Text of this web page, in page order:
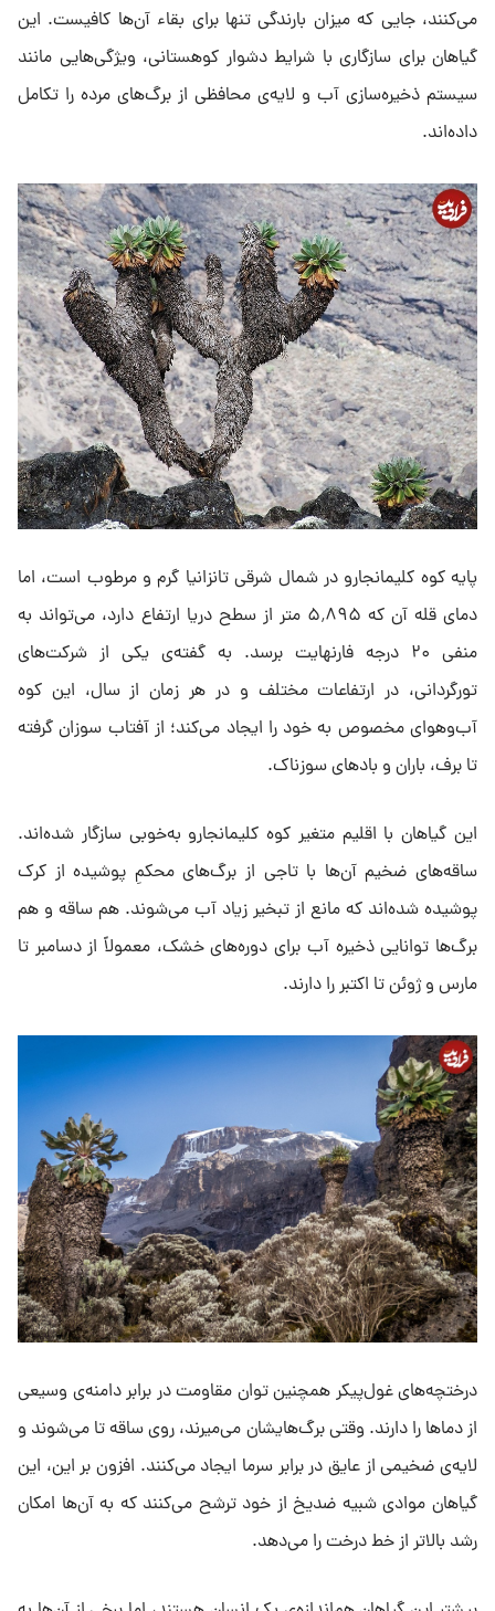
می‌کنند، جایی که میزان بارندگی تنها برای بقاء آن‌ها کافیست. این
گیاهان برای سازگاری با شرایط دشوار کوهستانی، ویژگی‌هایی مانند
سیستم ذخیره‌سازی آب و لایه‌ی محافظی از برگ‌های مرده را تکامل
داده‌اند.
پایه کوه کلیمانجارو در شمال شرقی تانزانیا گرم و مرطوب است، اما
دمای قله آن که ۵٬۸۹۵ متر از سطح دریا ارتفاع دارد، می‌تواند به
منفی ۲۰ درجه فارنهایت برسد. به گفته‌ی یکی از شرکت‌های
تورگردانی، در ارتفاعات مختلف و در هر زمان از سال، این کوه
آب‌وهوای مخصوص به خود را ایجاد می‌کند؛ از آفتاب سوزان گرفته
تا برف، باران و بادهای سوزناک.
این گیاهان با اقلیم متغیر کوه کلیمانجارو به‌خوبی سازگار شده‌اند.
ساقه‌های ضخیم آن‌ها با تاجی از برگ‌های محکمِ پوشیده از کرک
پوشیده شده‌اند که مانع از تبخیر زیاد آب می‌شوند. هم ساقه و هم
برگ‌ها توانایی ذخیره آب برای دوره‌های خشک، معمولاً از دسامبر تا
مارس و ژوئن تا اکتبر را دارند.
درختچه‌های غول‌پیکر همچنین توان مقاومت در برابر دامنه‌ی وسیعی
از دماها را دارند. وقتی برگ‌هایشان می‌میرند، روی ساقه تا می‌شوند و
لایه‌ی ضخیمی از عایق در برابر سرما ایجاد می‌کنند. افزون بر این، این
گیاهان موادی شبیه ضدیخ از خود ترشح می‌کنند که به آن‌ها امکان
رشد بالاتر از خط درخت را می‌دهد.